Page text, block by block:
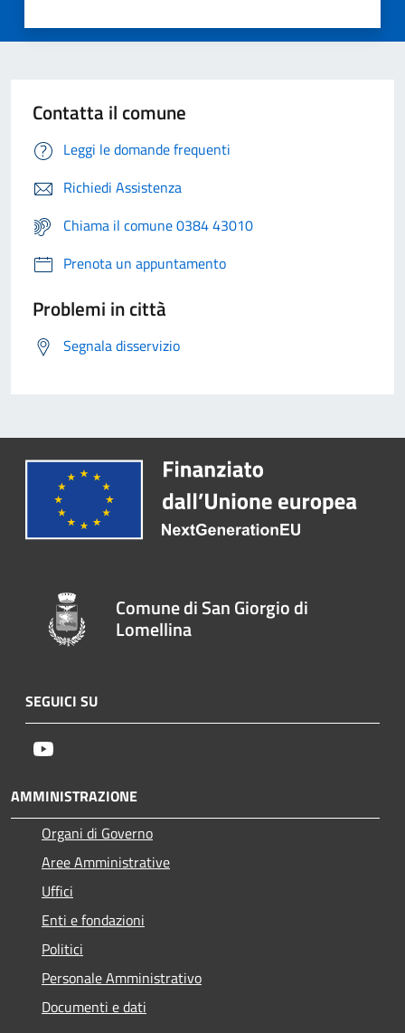
Contatta il comune
Leggi le domande frequenti
Richiedi Assistenza
Chiama il comune 0384 43010
Prenota un appuntamento
Problemi in città
Segnala disservizio
Comune di San Giorgio di
Lomellina
SEGUICI SU
AMMINISTRAZIONE
Organi di Governo
Aree Amministrative
Uffici
Enti e fondazioni
Politici
Personale Amministrativo
Documenti e dati